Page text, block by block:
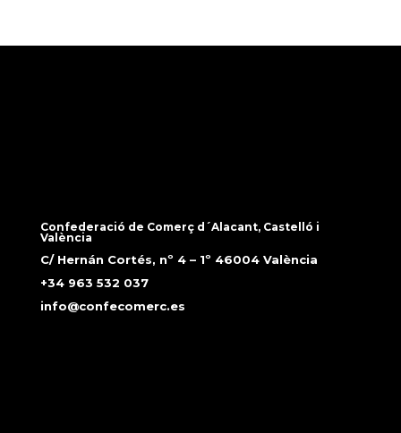
Confederació de Comerç d´Alacant, Castelló i
València
C/ Hernán Cortés, nº 4 – 1º 46004 València
+34 963 532 037
info@confecomerc.es